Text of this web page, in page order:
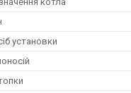
установки